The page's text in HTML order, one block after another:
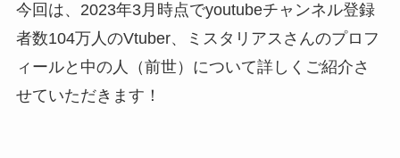
今回は、2023年3月時点でyoutubeチャンネル登録
者数104万人のVtuber、ミスタリアスさんのプロフ
ィールと中の人（前世）について詳しくご紹介さ
せていただきます！